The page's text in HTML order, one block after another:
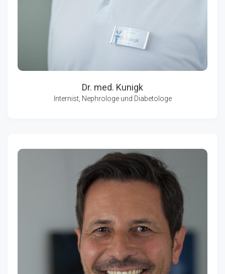
Dr. med. Kunigk
Internist, Nephrologe und Diabetologe